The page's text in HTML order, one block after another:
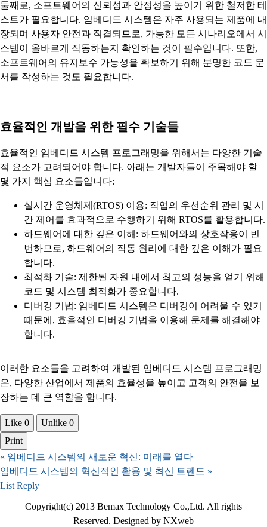
둘째로, 소프트웨어의 신뢰성과 안정성을 높이기 위한 철저한 테
스트가 필요합니다. 임베디드 시스템은 자주 사용되는 제품에 내
장되며 사용자 안전과 직결되므로, 가능한 모든 시나리오에서 시
스템이 올바르게 작동하는지 확인하는 것이 필수입니다. 또한,
소프트웨어의 유지보수 가능성을 확보하기 위해 분명한 코드 문
서를 작성하는 것도 필요합니다.
효율적인 개발을 위한 필수 기술들
효율적인 임베디드 시스템 프로그래밍을 위해서는 다양한 기술
적 요소가 고려되어야 합니다. 아래는 개발자들이 주목해야 할
몇 가지 핵심 요소들입니다:
실시간 운영체제(RTOS) 이용: 작업의 우선순위 관리 및 시
간 제어를 효과적으로 수행하기 위해 RTOS를 활용합니다.
하드웨어에 대한 깊은 이해: 하드웨어와의 상호작용이 빈
번하므로, 하드웨어의 작동 원리에 대한 깊은 이해가 필요
합니다.
최적화 기술: 제한된 자원 내에서 최고의 성능을 얻기 위해
코드 및 시스템 최적화가 중요합니다.
디버깅 기법: 임베디드 시스템은 디버깅이 어려울 수 있기
때문에, 효율적인 디버깅 기법을 이용해 문제를 해결해야
합니다.
이러한 요소들을 고려하여 개발된 임베디드 시스템 프로그래밍
은, 다양한 산업에서 제품의 효율성을 높이고 고객의 안전을 보
장하는 데 큰 역할을 합니다.
Like 0 Unlike 0
Print
« 임베디드 시스템의 새로운 혁신: 미래를 열다
임베디드 시스템의 혁신적인 활용 및 최신 트렌드 »
List Reply
Copyright(c) 2013 Bemax Technology Co.,Ltd. All rights
Reserved. Designed by NXweb